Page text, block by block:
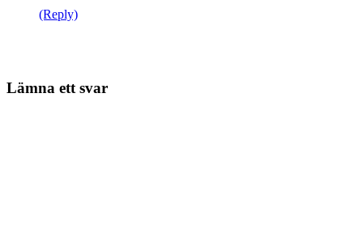
(Reply)
Lämna ett svar